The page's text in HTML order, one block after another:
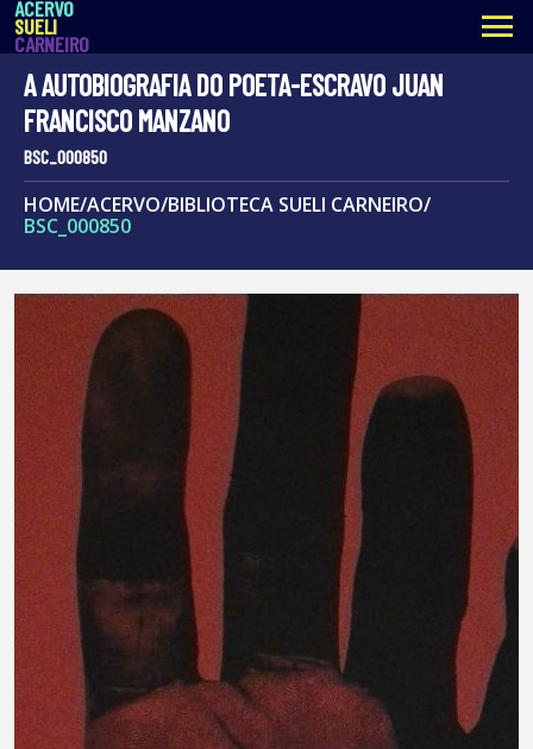
ACERVO
SUELI
CARNEIRO menu
A AUTOBIOGRAFIA DO POETA-ESCRAVO JUAN
FRANCISCO MANZANO
BSC_000850
HOME/ACERVO/BIBLIOTECA SUELI CARNEIRO/
BSC_000850